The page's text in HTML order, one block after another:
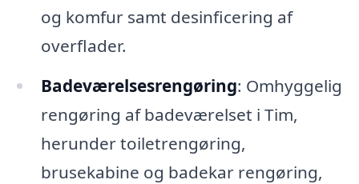
og komfur samt desinficering af
overflader.
Badeværelsesrengøring: Omhyggelig
rengøring af badeværelset i Tim,
herunder toiletrengøring,
brusekabine og badekar rengøring,